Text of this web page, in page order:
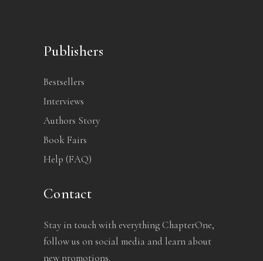
Publishers
Bestsellers
Interviews
Authors Story
Book Fairs
Help (FAQ)
Contact
Stay in touch with everything ChapterOne,
follow us on social media and learn about
new promotions.